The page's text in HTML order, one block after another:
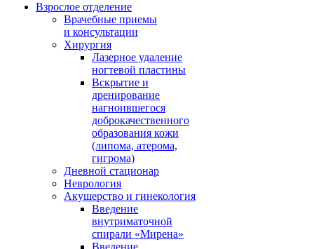
Взрослое отделение
Врачебные приемы
и консультации
Хирургия
Лазерное удаление
ногтевой пластины
Вскрытие и
дренирование
нагноившегося
доброкачественного
образования кожи
(липома, атерома,
гигрома)
Дневной стационар
Неврология
Акушерство и гинекология
Введение
внутриматочной
спирали «Мирена»
Введение